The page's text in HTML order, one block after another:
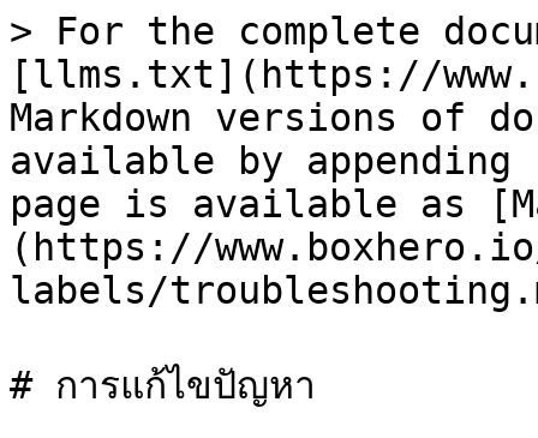
> For the complete
[llms.txt](https://
Markdown versions of
available by
page is available as
(https://
labels/
# การแก้ไขปัญหา